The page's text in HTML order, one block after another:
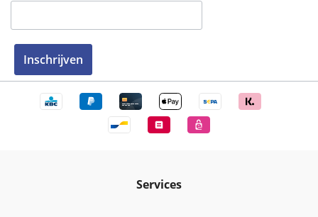
Inschrijven
Services